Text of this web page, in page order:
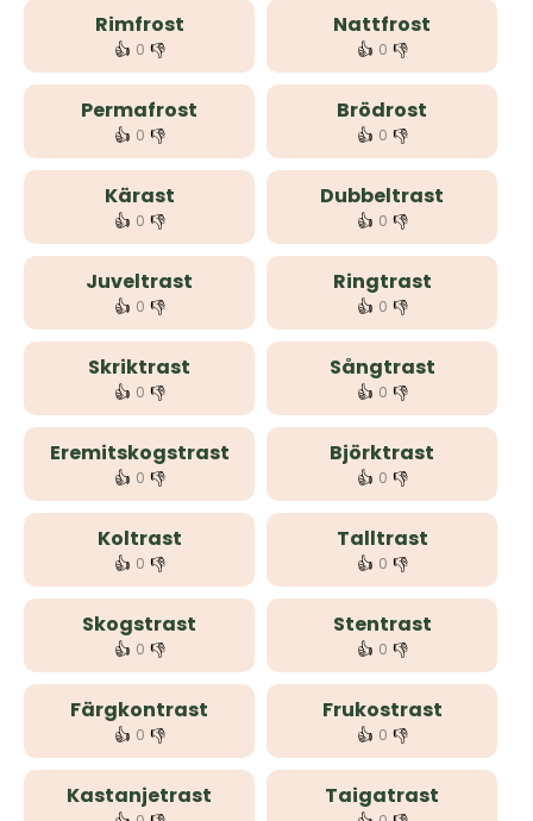
Rimfrost
👍 0 👎
Nattfrost
👍 0 👎
Permafrost
👍 0 👎
Brödrost
👍 0 👎
Kärast
👍 0 👎
Dubbeltrast
👍 0 👎
Juveltrast
👍 0 👎
Ringtrast
👍 0 👎
Skriktrast
👍 0 👎
Sångtrast
👍 0 👎
Eremitskogstrast
👍 0 👎
Björktrast
👍 0 👎
Koltrast
👍 0 👎
Talltrast
👍 0 👎
Skogstrast
👍 0 👎
Stentrast
👍 0 👎
Färgkontrast
👍 0 👎
Frukostrast
👍 0 👎
Kastanjetrast Taigatrast